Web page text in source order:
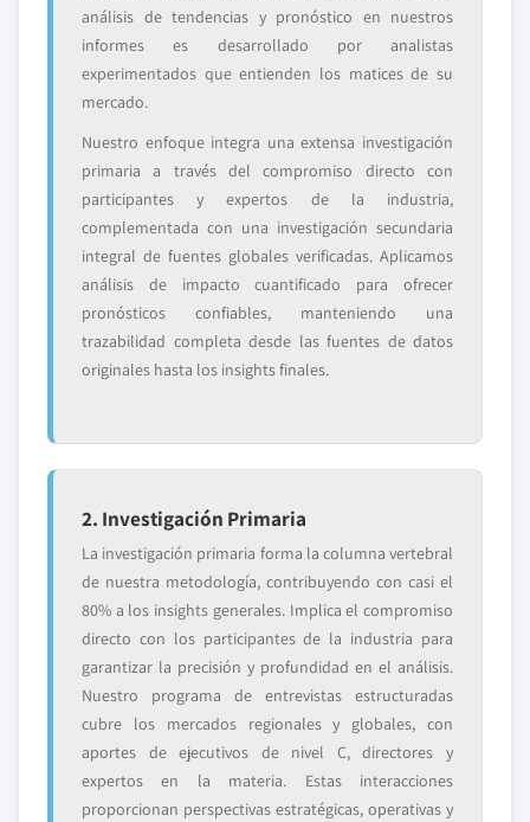
análisis de tendencias y pronóstico en nuestros
informes es desarrollado por analistas
experimentados que entienden los matices de su
mercado.
Nuestro enfoque integra una extensa investigación
primaria a través del compromiso directo con
participantes y expertos de la industria,
complementada con una investigación secundaria
integral de fuentes globales verificadas. Aplicamos
análisis de impacto cuantificado para ofrecer
pronósticos confiables, manteniendo una
trazabilidad completa desde las fuentes de datos
originales hasta los insights finales.
2. Investigación Primaria
La investigación primaria forma la columna vertebral
de nuestra metodología, contribuyendo con casi el
80% a los insights generales. Implica el compromiso
directo con los participantes de la industria para
garantizar la precisión y profundidad en el análisis.
Nuestro programa de entrevistas estructuradas
cubre los mercados regionales y globales, con
aportes de ejecutivos de nivel C, directores y
expertos en la materia. Estas interacciones
proporcionan perspectivas estratégicas, operativas y